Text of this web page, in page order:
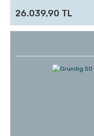
26.039,90 TL